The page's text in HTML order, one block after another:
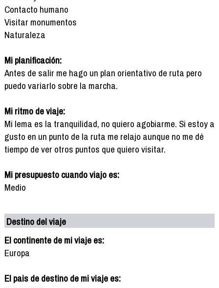
Contacto humano
Visitar monumentos
Naturaleza
Mi planificación:
Antes de salir me hago un plan orientativo de ruta pero
puedo variarlo sobre la marcha.
Mi ritmo de viaje:
Mi lema es la tranquilidad, no quiero agobiarme. Si estoy a
gusto en un punto de la ruta me relajo aunque no me dé
tiempo de ver otros puntos que quiero visitar.
Mi presupuesto cuando viajo es:
Medio
Destino del viaje
El continente de mi viaje es:
Europa
El pais de destino de mi viaje es: